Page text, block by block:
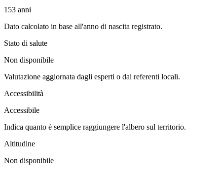
153 anni
Dato calcolato in base all'anno di nascita registrato.
Stato di salute
Non disponibile
Valutazione aggiornata dagli esperti o dai referenti locali.
Accessibilità
Accessibile
Indica quanto è semplice raggiungere l'albero sul territorio.
Altitudine
Non disponibile